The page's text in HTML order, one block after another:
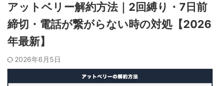
アットベリー解約方法｜2回縛り・7日前
締切・電話が繋がらない時の対処【2026
年最新】
2026年6月5日